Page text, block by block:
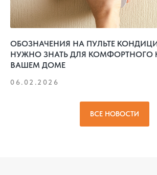
ОБОЗНАЧЕНИЯ НА ПУЛЬТЕ
НУЖНО ЗНАТЬ ДЛЯ КОМФОРТНОГО
ВАШЕМ ДОМЕ
06.02.2026
ВСЕ НОВОСТИ